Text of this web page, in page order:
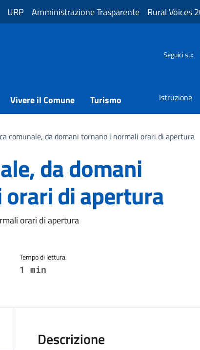
URP Amministrazione Trasparente Rural Voices
Seguici su:
Vivere il Comune Turismo Istruzione
comunale, da domani tornano i normali orari di apertura
da domani
di apertura
orari di apertura
Tempo di lettura:
1 min
Descrizione